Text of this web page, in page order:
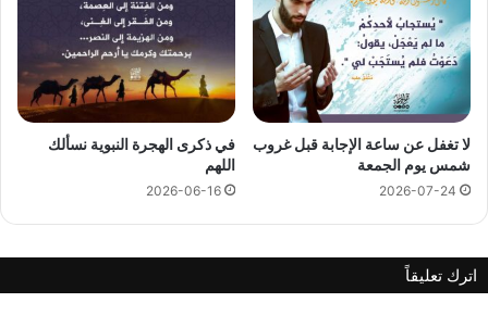
لا تغفل عن ساعة الإجابة قبل غروب
شمس يوم الجمعة
2026-07-24
في ذكرى الهجرة النبوية نسألك
اللهم
2026-06-16
اترك تعليقاً